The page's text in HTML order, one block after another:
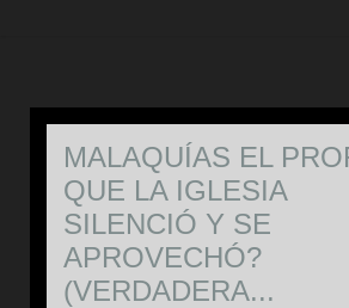
MALAQUÍAS EL
QUE LA IGLESIA
SILENCIÓ Y SE
APROVECHÓ?
(VERDADERA...